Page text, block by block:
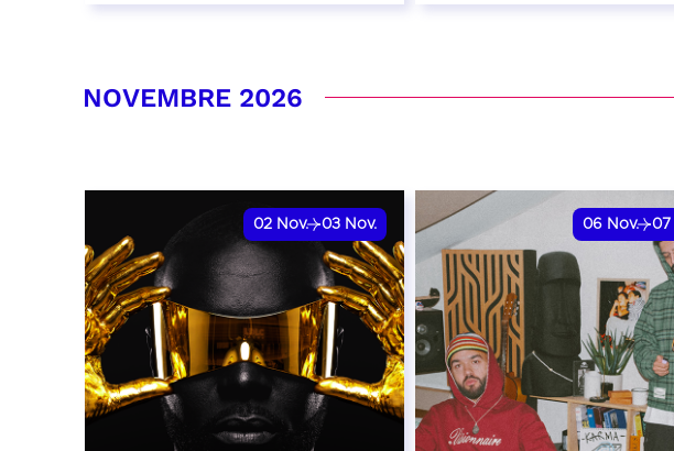
NOVEMBRE 2026
02 Nov. 03 Nov. 06 Nov. 07